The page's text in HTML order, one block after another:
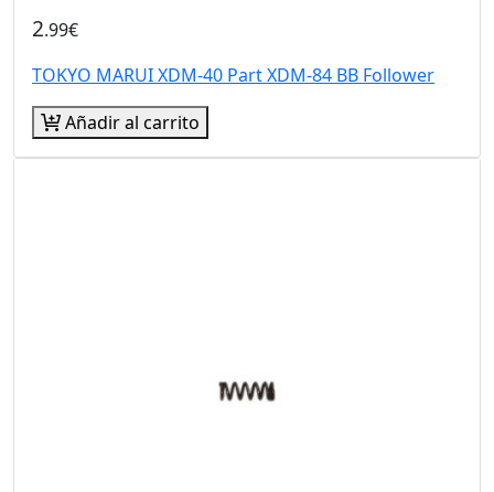
2.99€
TOKYO MARUI XDM-40 Part XDM-84 BB Follower
Añadir al carrito